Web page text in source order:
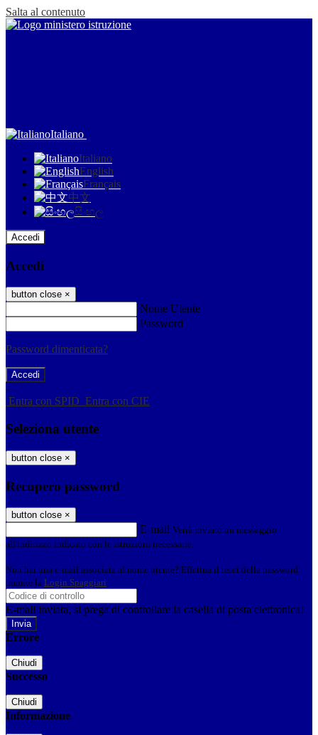
Salta al contenuto
Italiano
Italiano
English
Français
中文
සිංහල
Accedi
Accedi
button close ×
Nome Utente
Password
Password dimenticata?
-
Entra con SPID Entra con CIE
Seleziona utente
button close ×
Recupero password
button close ×
E-mail Verrà inviato un messaggio
all'indirizzo indicato con le istruzioni necessarie.
Non hai una e-mail associata al nome utente? Effettua il reset della password
tramite la Login Spaggiari
E-mail inviata, si prega di controllare la casella di posta elettronica!
Errore
Chiudi
Successo
Chiudi
Informazione